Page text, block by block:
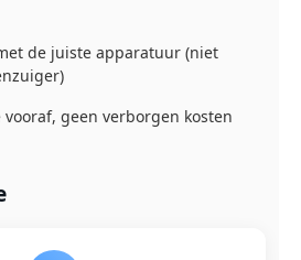
de juiste apparatuur (niet
geen verborgen kosten